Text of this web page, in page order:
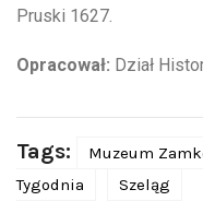
Pruski 1627.
Opracował: Dział
Tags: Muzeum
Tygodnia
Szeląg